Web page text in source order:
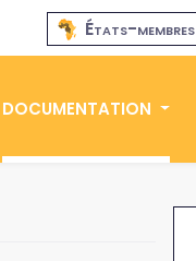
États-membres
DOCUMENTATION